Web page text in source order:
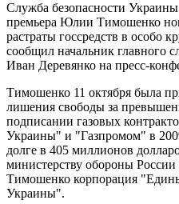
Служба безопасности
премьера Юлии Тимошенко
растраты госсредств в особо
сообщил начальник главного
Иван Деревянко на пресс-
Тимошенко 11 октября была
лишения свободы за
подписании газовых
Украины" и "Газпромом" в
долге в 405 миллионов
министерству обороны России
Тимошенко корпорация
Украины".